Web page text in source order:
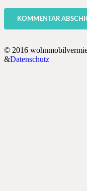
KOMMENTAR
© 2016
&Datenschutz